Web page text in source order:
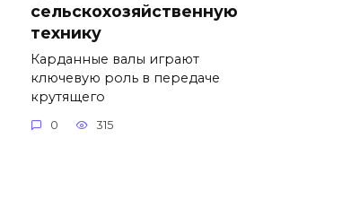
сельскохозяйственную
технику
Карданные валы играют
ключевую роль в передаче
крутящего
0 315